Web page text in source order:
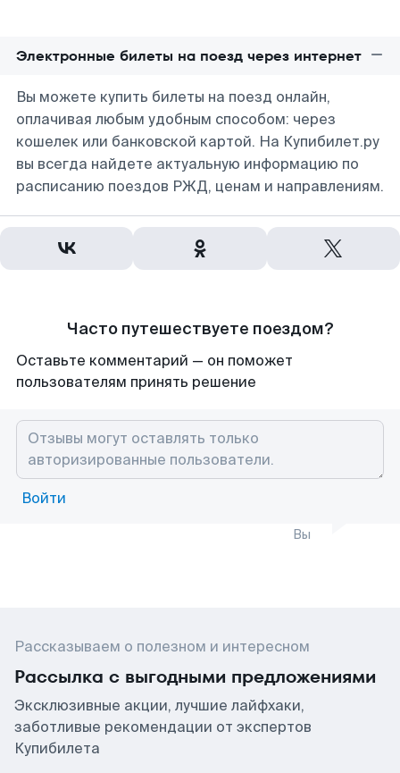
Электронные билеты на поезд через интернет
Вы можете купить билеты на поезд онлайн,
оплачивая любым удобным способом: через
кошелек или банковской картой. На Купибилет.ру
вы всегда найдете актуальную информацию по
расписанию поездов РЖД, ценам и направлениям.
Часто путешествуете поездом?
Оставьте комментарий — он поможет
пользователям принять решение
Войти
Вы
Рассказываем о полезном и интересном
Рассылка с выгодными предложениями
Эксклюзивные акции, лучшие лайфхаки,
заботливые рекомендации от экспертов
Купибилета